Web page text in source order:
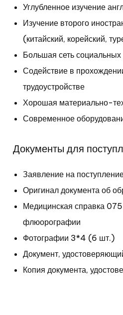
Углубленное изучение
Изучение второго
(китайский, корейский,
Большая сеть социальных
Содействие в
трудоустройстве
Хорошая материально-
Современное
Документы для
Заявление на
Оригинал документа об
Медицинская справка
флюорографии
Фотографии 3*4 (6 шт.)
Документ,
Копия документа,